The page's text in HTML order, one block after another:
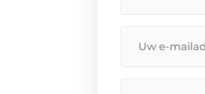
*
mailadres